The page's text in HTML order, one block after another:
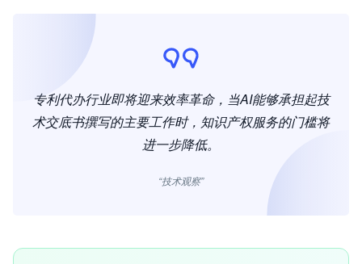
专利代办行业即将迎来效率革命，当AI能够承担起技
术交底书撰写的主要工作时，知识产权服务的门槛将
进一步降低。
“技术观察”